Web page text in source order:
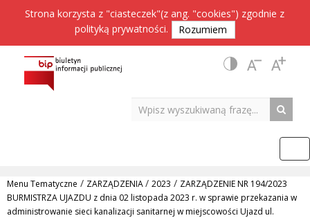
Strona korzysta z "ciasteczek"(z ang. "cookies") zgodnie z
polityką prywatności. Rozumiem
Menu Tematyczne / ZARZĄDZENIA/ 2023 / ZARZĄDZENIE NR 194/2023
BURMISTRZA UJAZDU z dnia 02 listopada 2023 r. w sprawie przekazania w
administrowanie sieci kanalizacji sanitarnej w miejscowości Ujazd ul.